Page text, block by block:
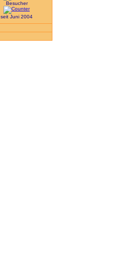
Besucher
seit Juni 2004